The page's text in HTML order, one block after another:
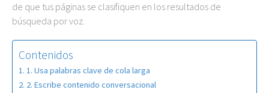
de que tus páginas se clasifiquen en los resultados de
búsqueda por voz.
Contenidos
1. Usa palabras clave de cola larga
2. Escribe contenido conversacional